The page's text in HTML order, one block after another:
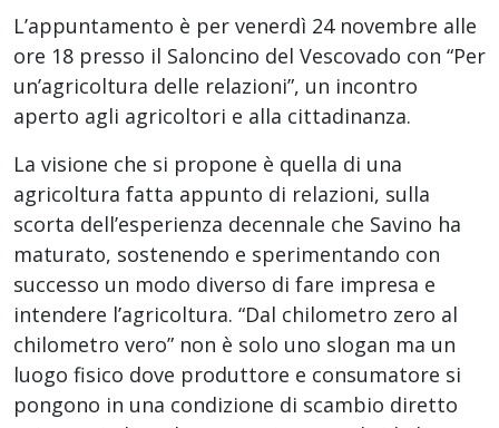
L’appuntamento è per venerdì 24 novembre alle
ore 18 presso il Saloncino del Vescovado con “Per
un’agricoltura delle relazioni”, un incontro
aperto agli agricoltori e alla cittadinanza.
La visione che si propone è quella di una
agricoltura fatta appunto di relazioni, sulla
scorta dell’esperienza decennale che Savino ha
maturato, sostenendo e sperimentando con
successo un modo diverso di fare impresa e
intendere l’agricoltura. “Dal chilometro zero al
chilometro vero” non è solo uno slogan ma un
luogo fisico dove produttore e consumatore si
pongono in una condizione di scambio diretto